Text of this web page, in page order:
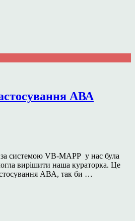
АВА
за системою VB-MAPP у нас була
вирішити наша кураторка. Це
АВА, так би …